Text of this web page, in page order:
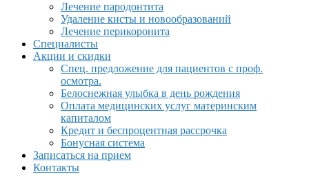
Лечение пародонтита
Удаление кисты и новообразований
Лечение перикоронита
Специалисты
Акции и скидки
Спец. предложение для пациентов с проф.
осмотра.
Белоснежная улыбка в день рождения
Оплата медицинских услуг материнским
капиталом
Кредит и беспроцентная рассрочка
Бонусная система
Записаться на прием
Контакты